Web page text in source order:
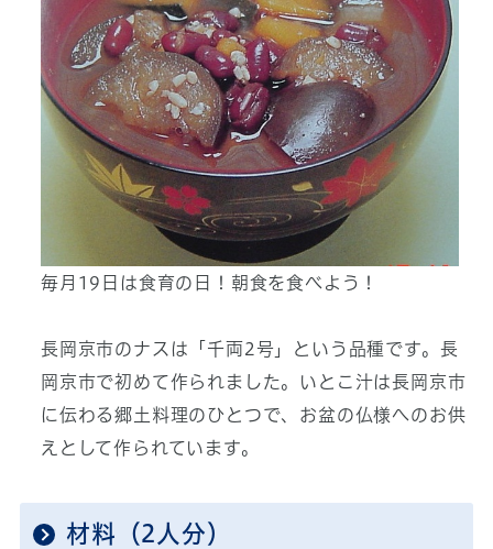
毎月19日は食育の日！朝食を食べよう！
長岡京市のナスは「千両2号」という品種です。長
岡京市で初めて作られました。いとこ汁は長岡京市
に伝わる郷土料理のひとつで、お盆の仏様へのお供
えとして作られています。
材料（2人分）